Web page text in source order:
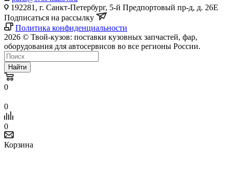
192281, г. Санкт-Петербург, 5-й Предпортовый пр-д, д. 26Е
Подписаться на рассылку
Политика конфиденциальности
2026 © Твой-кузов: поставки кузовных запчастей, фар,
оборудования для автосервисов во все регионы России.
Найти
0
0
0
Корзина